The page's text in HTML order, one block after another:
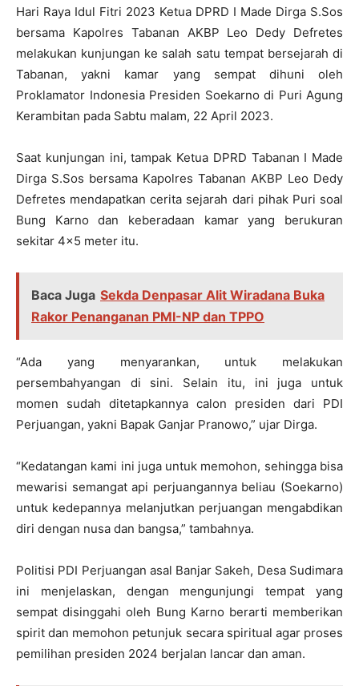
Hari Raya Idul Fitri 2023 Ketua DPRD I Made Dirga S.Sos
bersama Kapolres Tabanan AKBP Leo Dedy Defretes
melakukan kunjungan ke salah satu tempat bersejarah di
Tabanan, yakni kamar yang sempat dihuni oleh
Proklamator Indonesia Presiden Soekarno di Puri Agung
Kerambitan pada Sabtu malam, 22 April 2023.
Saat kunjungan ini, tampak Ketua DPRD Tabanan I Made
Dirga S.Sos bersama Kapolres Tabanan AKBP Leo Dedy
Defretes mendapatkan cerita sejarah dari pihak Puri soal
Bung Karno dan keberadaan kamar yang berukuran
sekitar 4×5 meter itu.
Baca Juga Sekda Denpasar Alit Wiradana Buka
Rakor Penanganan PMI-NP dan TPPO
“Ada yang menyarankan, untuk melakukan
persembahyangan di sini. Selain itu, ini juga untuk
momen sudah ditetapkannya calon presiden dari PDI
Perjuangan, yakni Bapak Ganjar Pranowo,” ujar Dirga.
“Kedatangan kami ini juga untuk memohon, sehingga bisa
mewarisi semangat api perjuangannya beliau (Soekarno)
untuk kedepannya melanjutkan perjuangan mengabdikan
diri dengan nusa dan bangsa,” tambahnya.
Politisi PDI Perjuangan asal Banjar Sakeh, Desa Sudimara
ini menjelaskan, dengan mengunjungi tempat yang
sempat disinggahi oleh Bung Karno berarti memberikan
spirit dan memohon petunjuk secara spiritual agar proses
pemilihan presiden 2024 berjalan lancar dan aman.